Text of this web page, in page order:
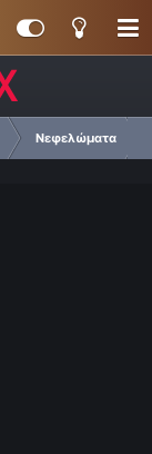
Νεφελώματα